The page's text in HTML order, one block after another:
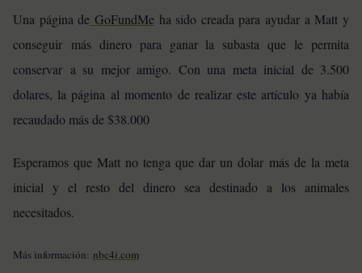
Una página de GoFundMeha sido creada para ayudar a Matt y
conseguir más dinero para ganar la subasta que le permita
conservar a su mejor amigo. Con una meta inicial de 3.500
dolares, la página al momento de realizar este artículo ya había
recaudado más de $38.000
Esperamos que Matt no tenga que dar un dolar más de la meta
inicial y el resto del dinero sea destinado a los animales
necesitados.
Más información: nbc4i.com